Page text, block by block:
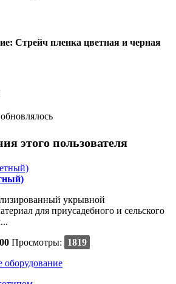
Стрейч пленка цветная и черная
этого пользователя
укрывной
для приусадебного и сельского
Просмотры:
1819
оборудование